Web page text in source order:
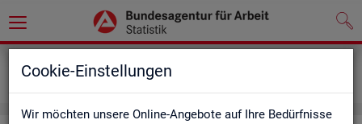
Cookie-Einstellungen
Wir möchten unsere Online-Angebote auf Ihre Bedürfnisse